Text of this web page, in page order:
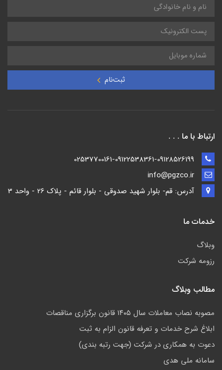
ثبت‌نام
ارتباط با ما . . .
آدرس: قم- بلوار شهید صدوقی - بلوار قائم - پلاک 26 - واحد 3
خدمات ما
وبلاگ
رزومه شرکت
مطالب وبلاگ
مصوبه نصاب معاملات سال ۱۴۰۵ قانون برگزاری مناقصات
ابلاغ شرح خدمات و تعرفه قانون الزام به ثبت
دعوت به همکاری در شرکت (جهت رتبه بندی)
سامانه ملی هدی